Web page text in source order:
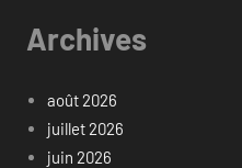
Archives
août 2026
juillet 2026
juin 2026